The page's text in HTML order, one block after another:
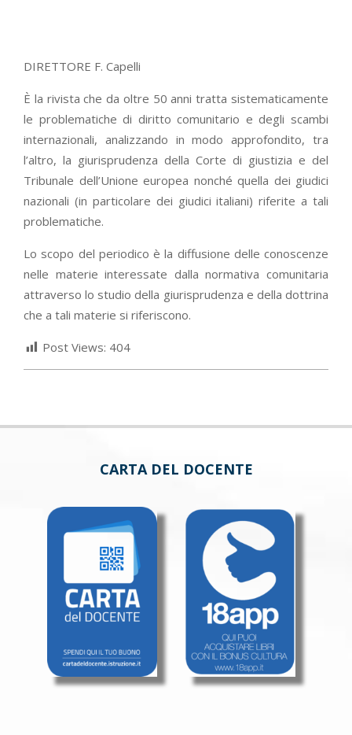
DIRETTORE F. Capelli
È la rivista che da oltre 50 anni tratta sistematicamente
le problematiche di diritto comunitario e degli scambi
internazionali, analizzando in modo approfondito, tra
l’altro, la giurisprudenza della Corte di giustizia e del
Tribunale dell’Unione europea nonché quella dei giudici
nazionali (in particolare dei giudici italiani) riferite a tali
problematiche.
Lo scopo del periodico è la diffusione delle conoscenze
nelle materie interessate dalla normativa comunitaria
attraverso lo studio della giurisprudenza e della dottrina
che a tali materie si riferiscono.
Post Views: 404
CARTA DEL DOCENTE